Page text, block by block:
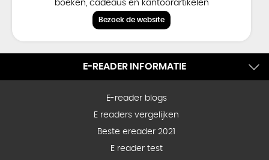
boeken, cadeaus en kantoorartikelen
Bezoek de website
E-READER INFORMATIE
E-reader blogs
E readers vergelijken
Beste ereader 2021
E reader test